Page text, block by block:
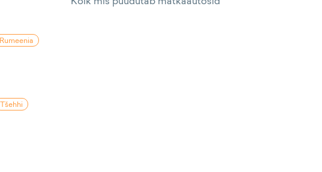
Rumeenia
Tšehhi